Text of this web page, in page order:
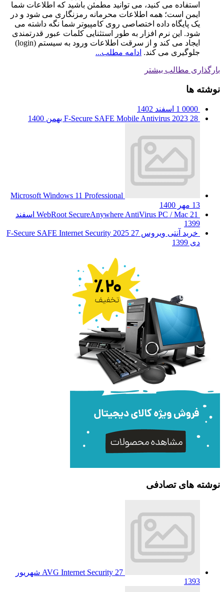
استفاده می کنید، می توانید مطمئن باشید که اطلاعات شما
ایمن است؛ همه اطلاعات محرمانه رمزنگاری می شود و در
یک پایگاه داده اختصاصی روی کامپیوتر شما نگه داشته می
شود. این نرم افزار به طور استثنایی کلمات عبور قدرتمندی
ایجاد می کند و از سرقت اطلاعات ورود به سیستم (login)
جلوگیری می کند. ادامه مطلب...
بارگذاری مطالب بیشتر
نوشته ها
0000 1 اسفند 1402
F-Secure SAFE Mobile Antivirus 2023 28 بهمن 1400
Microsoft Windows 11 Professional
13 مهر 1400
WebRoot SecureAnywhere AntiVirus PC / Mac 21 اسفند
1399
خرید آنتی ویروس F-Secure SAFE Internet Security 2025 27
دی 1399
نوشته های تصادفی
AVG Internet Security 27 شهریور
1393